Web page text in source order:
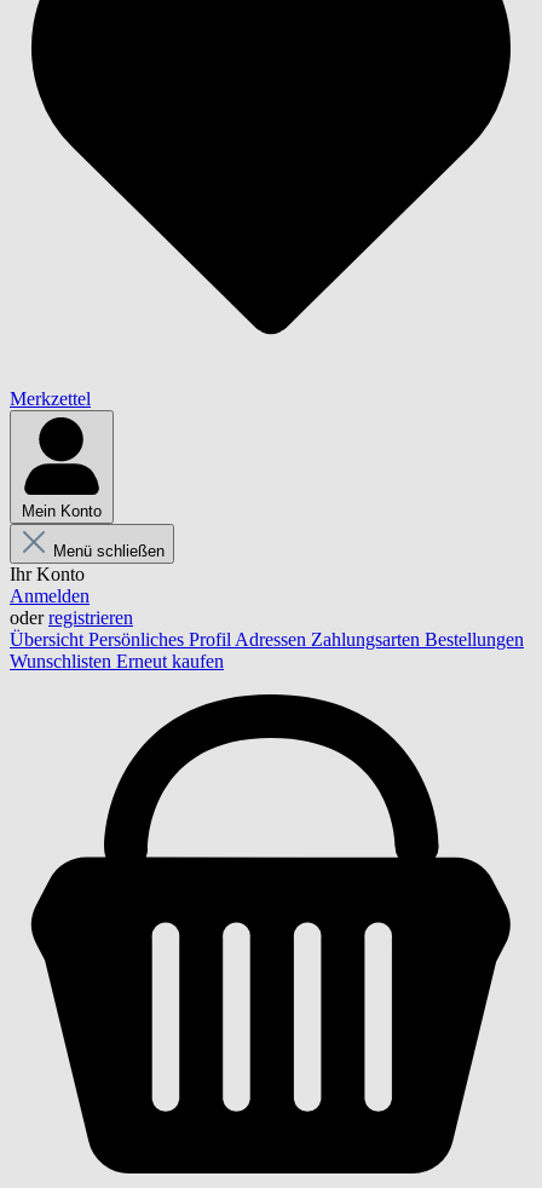
Merkzettel
Mein Konto
Menü schließen
Ihr Konto
Anmelden
oderregistrieren
Übersicht Persönliches Profil Adressen Zahlungsarten Bestellungen
Wunschlisten Erneut kaufen